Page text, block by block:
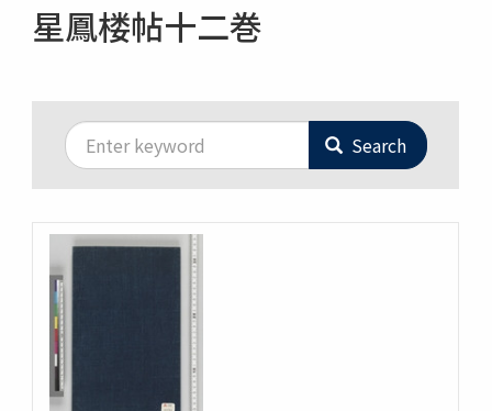
星鳳楼帖十二巻
Search